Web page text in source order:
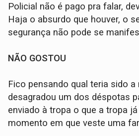
Policial não é pago pra falar,
Haja o absurdo que houver, o
segurança não pode se
NÃO GOSTOU
Fico pensando qual teria sido
desagradou um dos déspotas
enviado à tropa o que a tropa
momento em que veste uma